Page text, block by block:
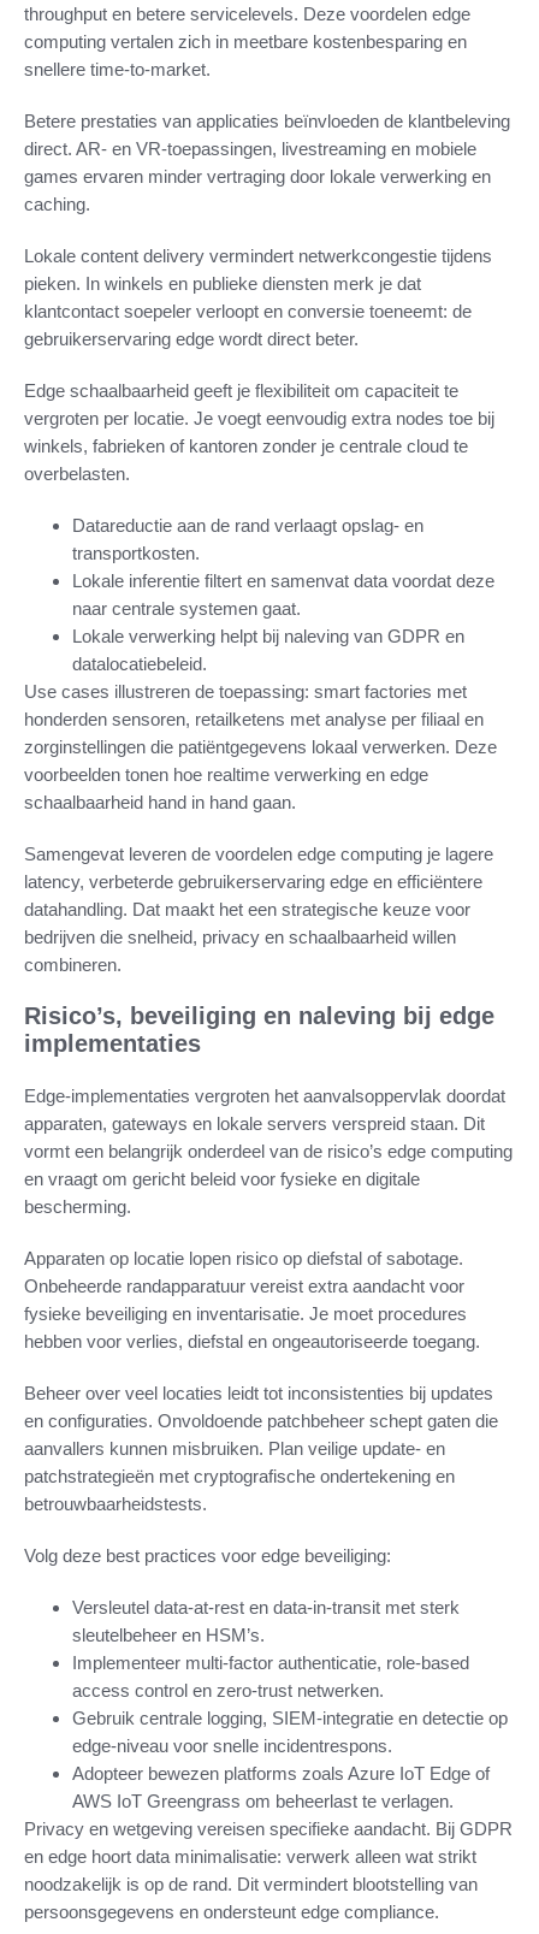
throughput en betere servicelevels. Deze voordelen edge
computing vertalen zich in meetbare kostenbesparing en
snellere time-to-market.
Betere prestaties van applicaties beïnvloeden de klantbeleving
direct. AR- en VR-toepassingen, livestreaming en mobiele
games ervaren minder vertraging door lokale verwerking en
caching.
Lokale content delivery vermindert netwerkcongestie tijdens
pieken. In winkels en publieke diensten merk je dat
klantcontact soepeler verloopt en conversie toeneemt: de
gebruikerservaring edge wordt direct beter.
Edge schaalbaarheid geeft je flexibiliteit om capaciteit te
vergroten per locatie. Je voegt eenvoudig extra nodes toe bij
winkels, fabrieken of kantoren zonder je centrale cloud te
overbelasten.
Datareductie aan de rand verlaagt opslag- en
transportkosten.
Lokale inferentie filtert en samenvat data voordat deze
naar centrale systemen gaat.
Lokale verwerking helpt bij naleving van GDPR en
datalocatiebeleid.
Use cases illustreren de toepassing: smart factories met
honderden sensoren, retailketens met analyse per filiaal en
zorginstellingen die patiëntgegevens lokaal verwerken. Deze
voorbeelden tonen hoe realtime verwerking en edge
schaalbaarheid hand in hand gaan.
Samengevat leveren de voordelen edge computing je lagere
latency, verbeterde gebruikerservaring edge en efficiëntere
datahandling. Dat maakt het een strategische keuze voor
bedrijven die snelheid, privacy en schaalbaarheid willen
combineren.
Risico’s, beveiliging en naleving bij edge
implementaties
Edge-implementaties vergroten het aanvalsoppervlak doordat
apparaten, gateways en lokale servers verspreid staan. Dit
vormt een belangrijk onderdeel van de risico’s edge computing
en vraagt om gericht beleid voor fysieke en digitale
bescherming.
Apparaten op locatie lopen risico op diefstal of sabotage.
Onbeheerde randapparatuur vereist extra aandacht voor
fysieke beveiliging en inventarisatie. Je moet procedures
hebben voor verlies, diefstal en ongeautoriseerde toegang.
Beheer over veel locaties leidt tot inconsistenties bij updates
en configuraties. Onvoldoende patchbeheer schept gaten die
aanvallers kunnen misbruiken. Plan veilige update- en
patchstrategieën met cryptografische ondertekening en
betrouwbaarheidstests.
Volg deze best practices voor edge beveiliging:
Versleutel data-at-rest en data-in-transit met sterk
sleutelbeheer en HSM’s.
Implementeer multi-factor authenticatie, role-based
access control en zero-trust netwerken.
Gebruik centrale logging, SIEM-integratie en detectie op
edge-niveau voor snelle incidentrespons.
Adopteer bewezen platforms zoals Azure IoT Edge of
AWS IoT Greengrass om beheerlast te verlagen.
Privacy en wetgeving vereisen specifieke aandacht. Bij GDPR
en edge hoort data minimalisatie: verwerk alleen wat strikt
noodzakelijk is op de rand. Dit vermindert blootstelling van
persoonsgegevens en ondersteunt edge compliance.